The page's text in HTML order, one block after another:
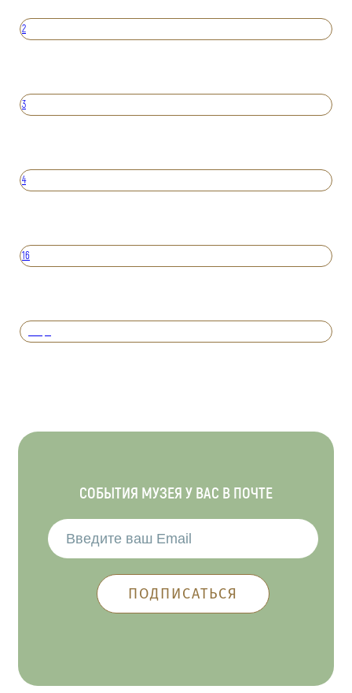
2
3
4
16
СОБЫТИЯ МУЗЕЯ У ВАС В ПОЧТЕ